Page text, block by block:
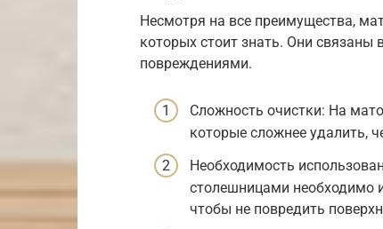
Несмотря на все преимущества,
которых стоит знать. Они
повреждениями.
Сложность очистки: На
которые сложнее удалить,
Необходимость
столешницами необходимо
чтобы не повредить